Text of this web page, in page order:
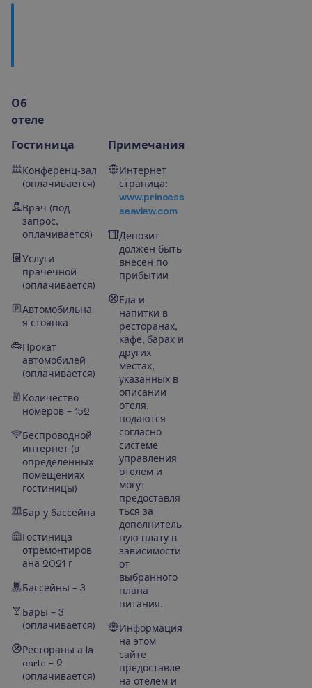
Об
отеле
Гостиница
Конференц-зал
(оплачивается)
Врач (под
запрос,
оплачивается)
Услуги
прачечной
(оплачивается)
Автомобильна
я стоянка
Прокат
автомобилей
(оплачивается)
Количество
номеров – 152
Беспроводной
интернет (в
определенных
помещениях
гостиницы)
Бар у бассейна
Гостиница
отремонтиров
ана 2021 г
Бассейны – 3
Бары – 3
(оплачивается)
Рестораны а la
carte – 2
(оплачивается)
Примечания
Интернет
страница:
www.princess
seaview.com
Депозит
должен быть
внесен по
прибытии
Еда и
напитки в
ресторанах,
кафе, барах и
других
местах,
указанных в
описании
отеля,
подаются
согласно
системе
управления
отелем и
могут
предоставля
ться за
дополнитель
ную плату в
зависимости
от
выбранного
плана
питания.
Информация
на этом
сайте
предоставле
на отелем и